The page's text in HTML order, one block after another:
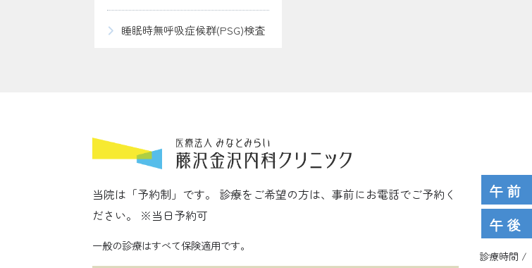
睡眠時無呼吸症候群(PSG)検査
当院は「予約制」です。 診療をご希望の方は、事前にお電話でご予約く
ださい。 ※当日予約可
一般の診療はすべて保険適用です。
午 前
午 後
診療時間 /